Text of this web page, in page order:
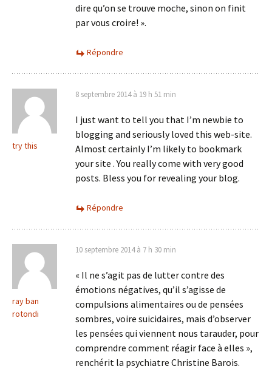
dire qu’on se trouve moche, sinon on finit
par vous croire! ».
Répondre
try this
8 septembre 2014 à 19 h 51 min
I just want to tell you that I’m newbie to
blogging and seriously loved this web-site.
Almost certainly I’m likely to bookmark
your site . You really come with very good
posts. Bless you for revealing your blog.
Répondre
ray ban
rotondi
10 septembre 2014 à 7 h 30 min
« Il ne s’agit pas de lutter contre des
émotions négatives, qu’il s’agisse de
compulsions alimentaires ou de pensées
sombres, voire suicidaires, mais d’observer
les pensées qui viennent nous tarauder, pour
comprendre comment réagir face à elles »,
renchérit la psychiatre Christine Barois.